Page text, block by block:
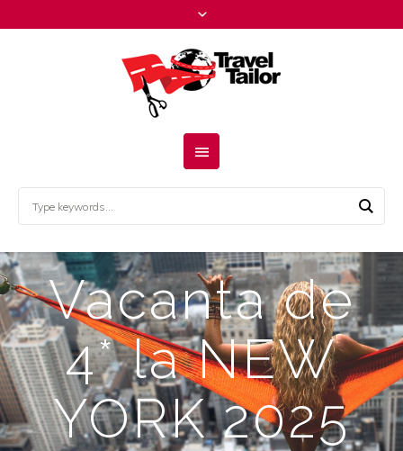
Vacanta de
4* la NEW
YORK 2025